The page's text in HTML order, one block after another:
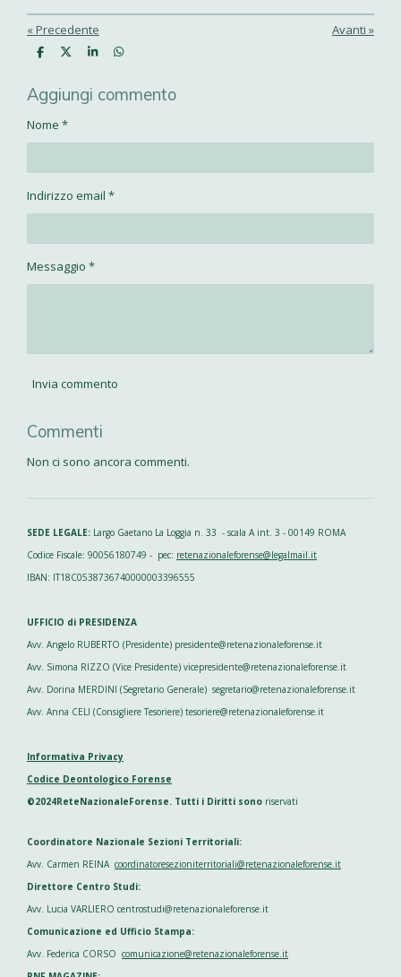
«Precedente Avanti »
C
d
i
i
C
d
i
i
C
d
i
C
d
i
Aggiungi commento
Nome *
Indirizzo email *
Messaggio *
Invia commento
Commenti
Non ci sono ancora commenti.
SEDE LEGALE: Largo Gaetano La Loggia n. 33 - scala A int. 3 - 00149 ROMA
Codice Fiscale: 90056180749 - pec: retenazionaleforense@legalmail.it
IBAN: IT18C0538736740000003396555
UFFICIO di PRESIDENZA
Avv. Angelo RUBERTO (Presidente) presidente@retenazionaleforense.it
Avv. Simona RIZZO (Vice Presidente) vicepresidente@retenazionaleforense.it
Avv. Dorina MERDINI (Segretario Generale) segretario@retenazionaleforense.it
Avv. Anna CELI (Consigliere Tesoriere) tesoriere@retenazionaleforense.it
Informativa Privacy
Codice Deontologico Forense
©2024ReteNazionaleForense. Tutti i Diritti sono riservati
Coordinatore Nazionale Sezioni Territoriali:
Avv. Carmen REINA coordinatoresezioniterritoriali@retenazionaleforense.it
Direttore Centro Studi:
Avv. Lucia VARLIERO centrostudi@retenazionaleforense.it
Comunicazione ed Ufficio Stampa:
Avv. Federica CORSO comunicazione@retenazionaleforense.it